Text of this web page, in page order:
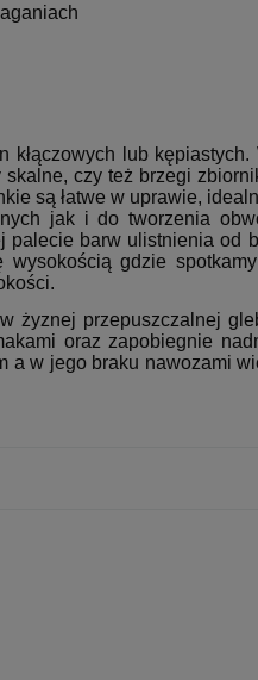
lub
czy też brzegi
są łatwe w uprawie,
jak i do tworzenia
barw ulistnienia od
gdzie
żyznej przepuszczalnej
oraz zapobiegnie
w jego braku nawozami